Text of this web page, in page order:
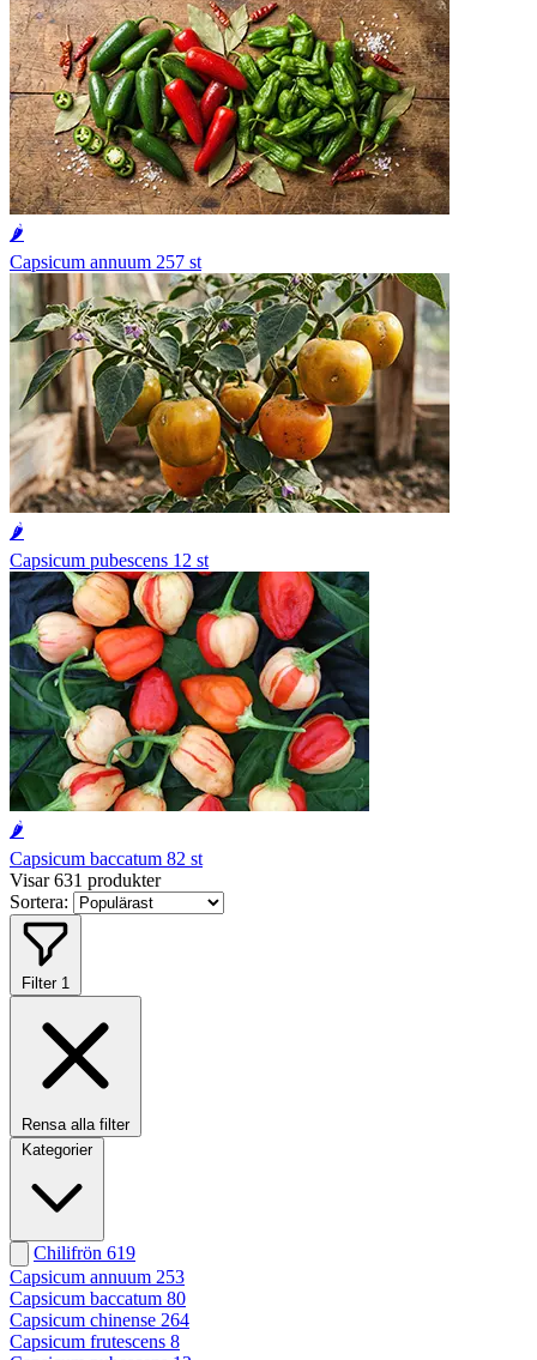
🌶️
Capsicum annuum 257 st
🌶️
Capsicum pubescens 12 st
🌶️
Capsicum baccatum 82 st
Visar 631 produkter
Sortera:
Filter 1
Rensa alla filter
Kategorier
Chilifrön 619
Capsicum annuum 253
Capsicum baccatum 80
Capsicum chinense 264
Capsicum frutescens 8